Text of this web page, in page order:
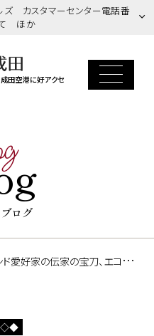
ズ カスタマーセンター電話番
ほか
田空港に好アクセ
ログ
家の宝刀、エコトラベルキットでハイレベルなリッチモンドステイ！
◇◆